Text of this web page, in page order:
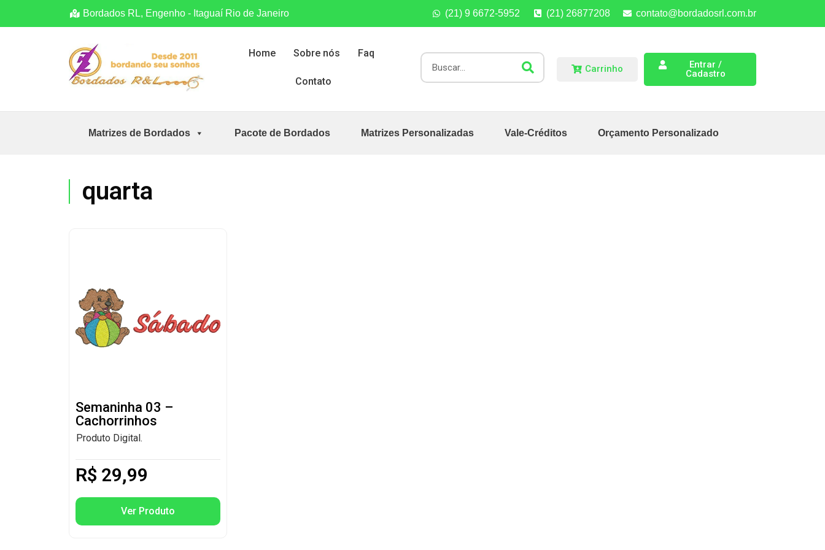
Bordados RL, Engenho - Itaguaí Rio de Janeiro (21) 9 6672-5952 (21) 26877208 contato@bordadosrl.com.br
Home Sobre nós Faq
Contato
Carrinho
Entrar /
Cadastro
Matrizes de Bordados Pacote de Bordados Matrizes Personalizadas Vale-Créditos Orçamento Personalizado
quarta
Semaninha 03 –
Cachorrinhos
Produto Digital.
R$ 29,99
Ver Produto